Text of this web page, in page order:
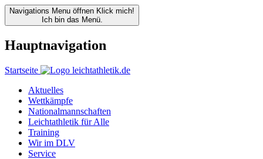
Navigations Menu öffnen Klick mich!
Ich bin das Menü.
Hauptnavigation
Startseite
Aktuelles
Wettkämpfe
Nationalmannschaften
Leichtathletik für Alle
Training
Wir im DLV
Service